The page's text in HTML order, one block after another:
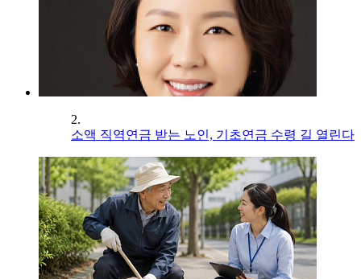
2.
소액 직역연금 받는 노인, 기초연금 수령 길 열린다